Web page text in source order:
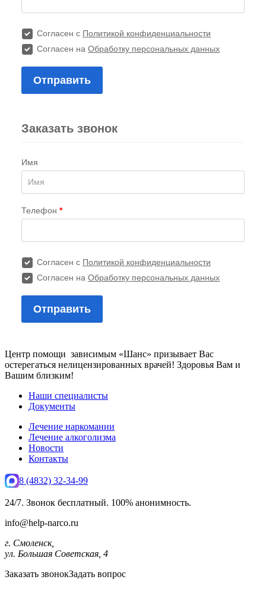
Центр помощи зависимым «Шанс» призывает Вас
остерегаться нелицензированных врачей! Здоровья Вам и
Вашим близким!
Наши специалисты
Документы
Лечение наркомании
Лечение алкоголизма
Новости
Контакты
8 (4832) 32-34-99
24/7. Звонок бесплатный. 100% анонимность.
info@help-narco.ru
г. Смоленск,
ул. Большая Советская, 4
Заказать звонокЗадать вопрос